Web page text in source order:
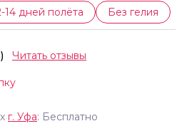
14 дней полёта Без гелия
г. Уфа: Бесплатно
Читать отзывы